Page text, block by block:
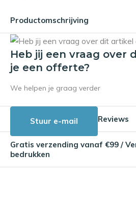
Productomschrijving
Heb jij een vraag over
je een offerte?
We helpen je graag verder
Stuur e-mail Reviews
Gratis verzending vanaf €99 /
bedrukken